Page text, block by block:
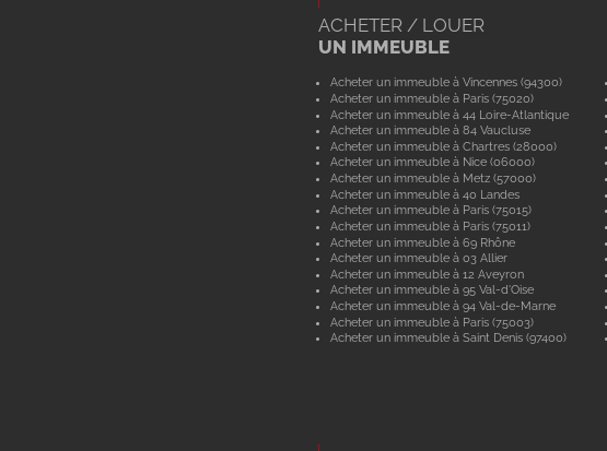
ACHETER / LOUER
UN IMMEUBLE
Acheter un immeuble à Vincennes (94300)
Acheter un immeuble à Paris (75020)
Acheter un immeuble à 44 Loire-Atlantique
Acheter un immeuble à 84 Vaucluse
Acheter un immeuble à Chartres (28000)
Acheter un immeuble à Nice (06000)
Acheter un immeuble à Metz (57000)
Acheter un immeuble à 40 Landes
Acheter un immeuble à Paris (75015)
Acheter un immeuble à Paris (75011)
Acheter un immeuble à 69 Rhône
Acheter un immeuble à 03 Allier
Acheter un immeuble à 12 Aveyron
Acheter un immeuble à 95 Val-d'Oise
Acheter un immeuble à 94 Val-de-Marne
Acheter un immeuble à Paris (75003)
Acheter un immeuble à Saint Denis (97400)